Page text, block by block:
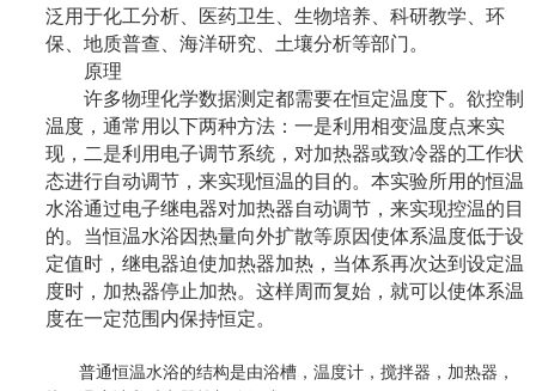
泛用于化工分析、医药卫生、生物培养、科研教学、环
保、地质普查、海洋研究、土壤分析等部门。
原理
许多物理化学数据测定都需要在恒定温度下。欲控制
温度，通常用以下两种方法：一是利用相变温度点来实
现，二是利用电子调节系统，对加热器或致冷器的工作状
态进行自动调节，来实现恒温的目的。本实验所用的恒温
水浴通过电子继电器对加热器自动调节，来实现控温的目
的。当恒温水浴因热量向外扩散等原因使体系温度低于设
定值时，继电器迫使加热器加热，当体系再次达到设定温
度时，加热器停止加热。这样周而复始，就可以使体系温
度在一定范围内保持恒定。
普通恒温水浴的结构是由浴槽，温度计，搅拌器，加热器，